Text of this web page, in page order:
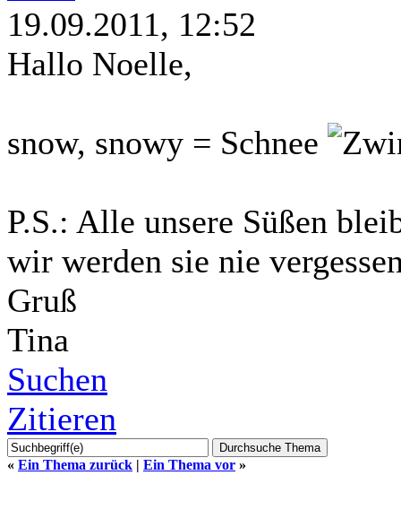
19.09.2011, 12:52
Hallo Noelle,
snow, snowy = Schnee
P.S.: Alle unsere Süßen
wir werden sie nie
Gruß
Tina
Suchen
Zitieren
« Ein Thema zurück | Ein Thema vor »